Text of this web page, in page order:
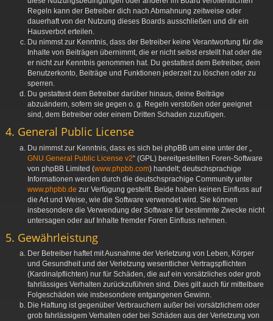
Regeln kann der Betreiber dich nach Abmahnung zeitweise oder
dauerhaft von der Nutzung dieses Boards ausschließen und dir ein
Hausverbot erteilen.
Du nimmst zur Kenntnis, dass der Betreiber keine Verantwortung für die
Inhalte von Beiträgen übernimmt, die er nicht selbst erstellt hat oder die
er nicht zur Kenntnis genommen hat. Du gestattest dem Betreiber, dein
Benutzerkonto, Beiträge und Funktionen jederzeit zu löschen oder zu
sperren.
Du gestattest dem Betreiber darüber hinaus, deine Beiträge
abzuändern, sofern sie gegen o. g. Regeln verstoßen oder geeignet
sind, dem Betreiber oder einem Dritten Schaden zuzufügen.
4. General Public License
Du nimmst zur Kenntnis, dass es sich bei phpBB um eine unter der „
GNU General Public License v2“ (GPL) bereitgestellten Foren-Software
von phpBB Limited (www.phpbb.com) handelt; deutschsprachige
Informationen werden durch die deutschsprachige Community unter
www.phpbb.de zur Verfügung gestellt. Beide haben keinen Einfluss auf
die Art und Weise, wie die Software verwendet wird. Sie können
insbesondere die Verwendung der Software für bestimmte Zwecke nicht
untersagen oder auf Inhalte fremder Foren Einfluss nehmen.
5. Gewährleistung
Der Betreiber haftet mit Ausnahme der Verletzung von Leben, Körper
und Gesundheit und der Verletzung wesentlicher Vertragspflichten
(Kardinalpflichten) nur für Schäden, die auf ein vorsätzliches oder grob
fahrlässiges Verhalten zurückzuführen sind. Dies gilt auch für mittelbare
Folgeschäden wie insbesondere entgangenen Gewinn.
Die Haftung ist gegenüber Verbrauchern außer bei vorsätzlichem oder
grob fahrlässigem Verhalten oder bei Schäden aus der Verletzung von